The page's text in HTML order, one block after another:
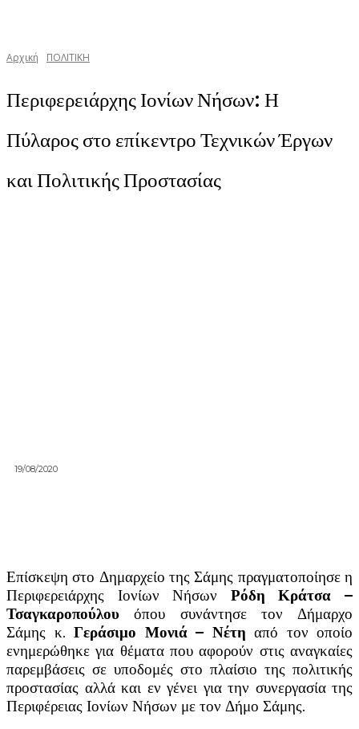
Αρχική ΠΟΛΙΤΙΚΗ
Περιφερειάρχης Ιονίων Νήσων: Η
Πύλαρος στο επίκεντρο Τεχνικών Έργων
και Πολιτικής Προστασίας
19/08/2020
Επίσκεψη στο Δημαρχείο της Σάμης πραγματοποίησε η
Περιφερειάρχης Ιονίων Νήσων Ρόδη Κράτσα –
Τσαγκαροπούλου όπου συνάντησε τον Δήμαρχο
Σάμης κ. Γεράσιμο Μονιά – Νέτη από τον οποίο
ενημερώθηκε για θέματα που αφορούν στις αναγκαίες
παρεμβάσεις σε υποδομές στο πλαίσιο της πολιτικής
προστασίας αλλά και εν γένει για την συνεργασία της
Περιφέρειας Ιονίων Νήσων με τον Δήμο Σάμης.